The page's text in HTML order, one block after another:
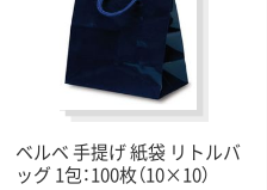
ベルベ 手提げ 紙袋 リトルバ
ッグ 1包：100枚（10×10）